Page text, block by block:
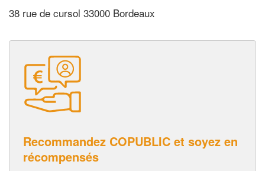
38 rue de cursol 33000 Bordeaux
Recommandez COPUBLIC et soyez en
récompensés